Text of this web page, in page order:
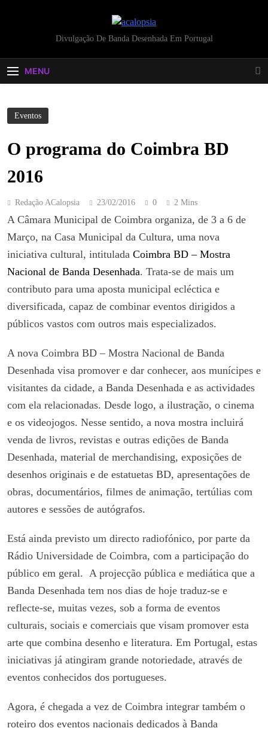
acalopsia
Divulgação De Banda Desenhada Em Portugal
MENU
Eventos
O programa do Coimbra BD
2016
Redação ACalopsia 23/02/2016 0 2 Mins
A Câmara Municipal de Coimbra organiza, de 3 a 6 de
Março, na Casa Municipal da Cultura, uma nova
iniciativa cultural, intitulada Coimbra BD – Mostra
Nacional de Banda Desenhada. Trata-se de mais um
contributo para uma aposta municipal ecléctica e
diversificada, capaz de combinar eventos dirigidos a
públicos vastos com outros mais especializados.
A nova Coimbra BD – Mostra Nacional de Banda
Desenhada visa promover e dar conhecer, aos munícipes e
visitantes da cidade, a Banda Desenhada e as actividades
com ela relacionadas. Desde logo, a ilustração, o cinema
e os videojogos. Nesse sentido, a nova mostra incluirá
venda de livros, revistas e outras edições de Banda
Desenhada, material de merchandising, exposições de
desenhos originais e de estatuetas BD, apresentações de
obras, documentários, filmes de animação, tertúlias com
autores e sessões de autógrafos.
Está ainda previsto um directo radiofónico, por parte da
Rádio Universidade de Coimbra, com a participação do
público em geral. A projecção pública e mediática que a
Banda Desenhada tem nos dias de hoje traduz-se e
reflecte-se, muitas vezes, sob a forma de eventos
culturais, sociais e comerciais que visam promover esta
arte que combina desenho e literatura. Em Portugal, estas
iniciativas já atingiram grande notoriedade, através de
eventos conhecidos dos portugueses.
Agora, é chegada a vez de Coimbra integrar também o
roteiro dos eventos nacionais dedicados à Banda